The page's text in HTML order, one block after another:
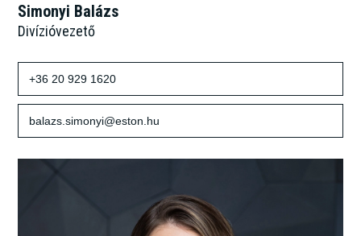
Simonyi Balázs
Divízióvezető
+36 20 929 1620
balazs.simonyi@eston.hu